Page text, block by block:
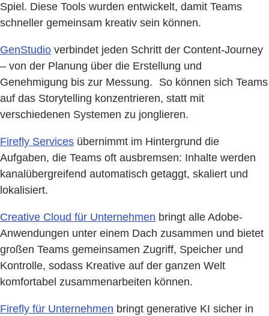
Spiel. Diese Tools wurden entwickelt, damit Teams
schneller gemeinsam kreativ sein können.
GenStudio verbindet jeden Schritt der Content-Journey
– von der Planung über die Erstellung und
Genehmigung bis zur Messung. So können sich Teams
auf das Storytelling konzentrieren, statt mit
verschiedenen Systemen zu jonglieren.
Firefly Services übernimmt im Hintergrund die
Aufgaben, die Teams oft ausbremsen: Inhalte werden
kanalübergreifend automatisch getaggt, skaliert und
lokalisiert.
Creative Cloud für Unternehmen bringt alle Adobe-
Anwendungen unter einem Dach zusammen und bietet
großen Teams gemeinsamen Zugriff, Speicher und
Kontrolle, sodass Kreative auf der ganzen Welt
komfortabel zusammenarbeiten können.
Firefly für Unternehmen bringt generative KI sicher in